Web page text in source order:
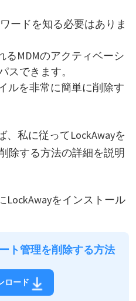
ードを知る必要はありま
るMDMのアクティベーシ
スできます。
ルを非常に簡単に削除す
、私に従ってLockAwayを
除する方法の詳細を説明
LockAwayをインストール
ト管理を削除する方法
ロード